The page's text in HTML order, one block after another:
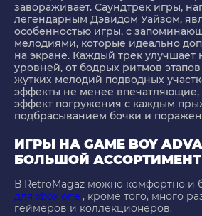
завораживает. Саундтрек игры,
легендарным Дэвидом Уайзом,
особенностью игры, с
мелодиями, которые идеально
на экране. Каждый трек улучшает
уровней, от бодрых ритмов
жутких мелодий подводных
эффекты не менее впечатляющие,
эффект погружения с каждым
подбрасыванием бочки и
ИГРЫ НА GAME BOY
БОЛЬШОЙ
В RetroMagaz можно комфортно и
для xbox one , кроме того, много
геймеров и коллекционеров.